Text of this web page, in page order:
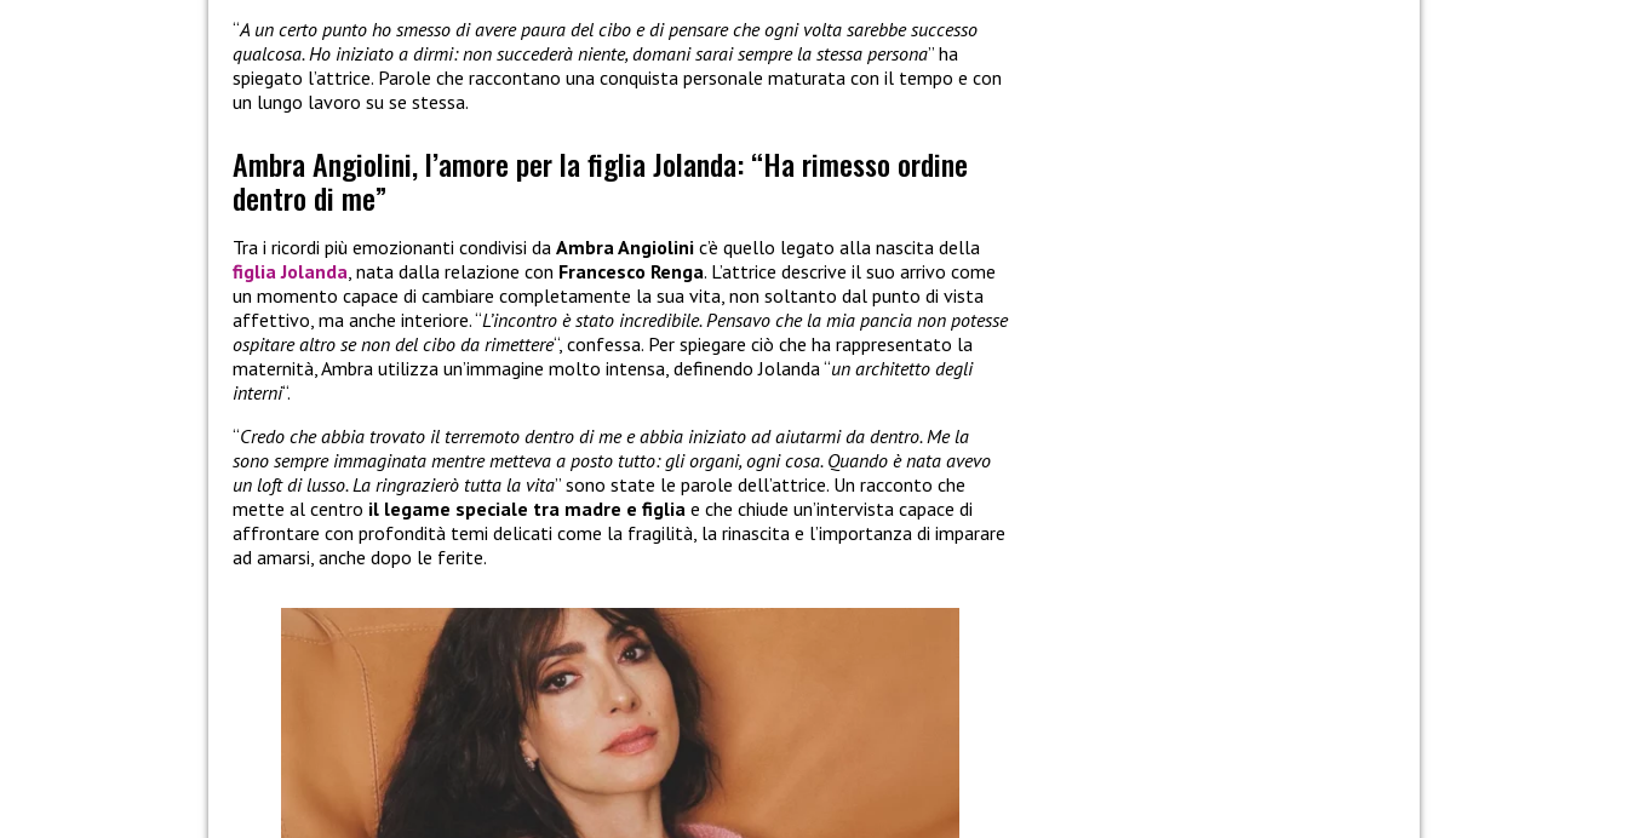
“A un certo punto ho smesso di avere paura del cibo e di pensare che ogni volta sarebbe successo
qualcosa. Ho iniziato a dirmi: non succederà niente, domani sarai sempre la stessa persona” ha
spiegato l’attrice. Parole che raccontano una conquista personale maturata con il tempo e con
un lungo lavoro su se stessa.
Ambra Angiolini, l’amore per la figlia Jolanda: “Ha rimesso ordine
dentro di me”
Tra i ricordi più emozionanti condivisi da Ambra Angiolini c’è quello legato alla nascita della
figlia Jolanda , nata dalla relazione con Francesco Renga. L’attrice descrive il suo arrivo come
un momento capace di cambiare completamente la sua vita, non soltanto dal punto di vista
affettivo, ma anche interiore. “L’incontro è stato incredibile. Pensavo che la mia pancia non potesse
ospitare altro se non del cibo da rimettere“, confessa. Per spiegare ciò che ha rappresentato la
maternità, Ambra utilizza un’immagine molto intensa, definendo Jolanda “un architetto degli
interni“.
“Credo che abbia trovato il terremoto dentro di me e abbia iniziato ad aiutarmi da dentro. Me la
sono sempre immaginata mentre metteva a posto tutto: gli organi, ogni cosa. Quando è nata avevo
un loft di lusso. La ringrazierò tutta la vita” sono state le parole dell’attrice. Un racconto che
mette al centro il legame speciale tra madre e figlia e che chiude un’intervista capace di
affrontare con profondità temi delicati come la fragilità, la rinascita e l’importanza di imparare
ad amarsi, anche dopo le ferite.